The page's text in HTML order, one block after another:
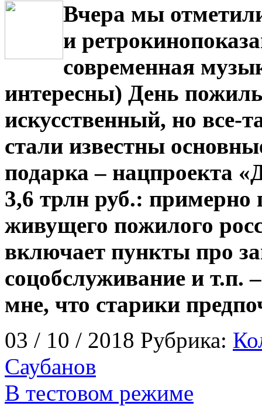
Вчера мы
и
современная
интересны) День
искусственный, но все-
стали известны
подарка – нацпроекта
3,6 трлн руб.:
живущего пожилого
включает пункты про
соцобслуживание и т.п.
мне, что старики
03 / 10 / 2018 Рубрика:
Саубанов
В тестовом режиме